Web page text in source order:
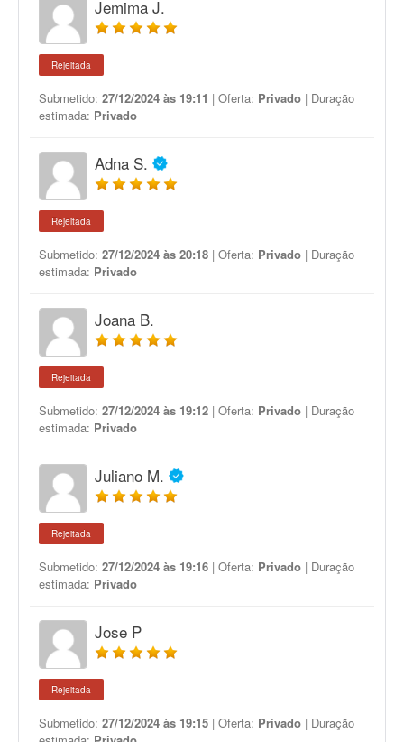
Jemima J.
Rejeitada
Submetido: 27/12/2024 às 19:11 | Oferta: Privado | Duração
estimada: Privado
Adna S.
Rejeitada
Submetido: 27/12/2024 às 20:18 | Oferta: Privado | Duração
estimada: Privado
Joana B.
Rejeitada
Submetido: 27/12/2024 às 19:12 | Oferta: Privado | Duração
estimada: Privado
Juliano M.
Rejeitada
Submetido: 27/12/2024 às 19:16 | Oferta: Privado | Duração
estimada: Privado
Jose P
Rejeitada
Submetido: 27/12/2024 às 19:15 | Oferta: Privado | Duração